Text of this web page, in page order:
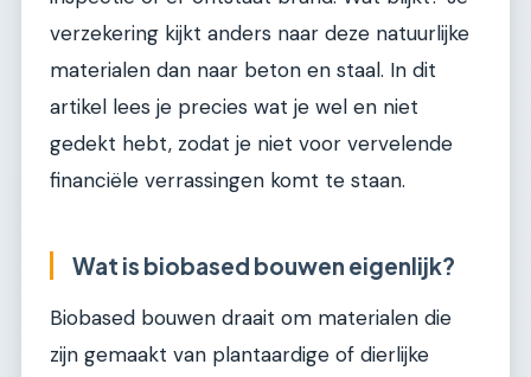
verzekering kijkt anders naar deze natuurlijke
materialen dan naar beton en staal. In dit
artikel lees je precies wat je wel en niet
gedekt hebt, zodat je niet voor vervelende
financiële verrassingen komt te staan.
Wat is biobased bouwen eigenlijk?
Biobased bouwen draait om materialen die
zijn gemaakt van plantaardige of dierlijke